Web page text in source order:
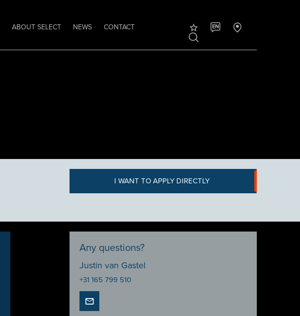
ABOUT SELECT NEWS
CONTACT
EN
I WANT TO APPLY DIRECTLY
Any questions?
Justin van Gastel
+31 165 799 510